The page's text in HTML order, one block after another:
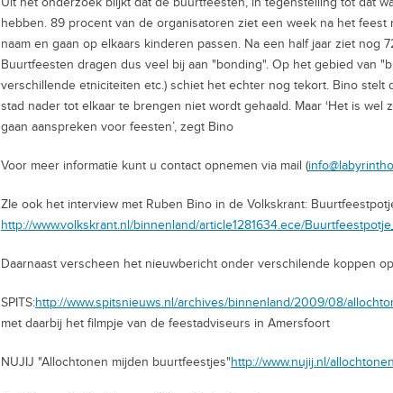
hebben. 89 procent van de organisatoren ziet een week na het
naam en gaan op elkaars kinderen passen. Na een half jaar ziet nog
Buurtfeesten dragen dus veel bij aan "bonding". Op het gebied van
verschillende etniciteiten etc.) schiet het echter nog tekort. Bino
stad nader tot elkaar te brengen niet wordt gehaald. Maar ‘Het is
gaan aanspreken voor feesten’, zegt Bino
Voor meer informatie kunt u contact opnemen via mail (
ZIe ook het interview met Ruben Bino in de Volkskrant:
http://www.volkskrant.nl/binnenland/article1281634.ece/
Daarnaast verscheen het nieuwbericht onder verschilende koppen
SPITS:http://www.spitsnieuws.nl/archives/binnenland/2009/08/
met daarbij het filmpje van de feestadviseurs in Amersfoort
NUJIJ "Allochtonen mijden buurtfeestjes" http://www.nujij.nl/